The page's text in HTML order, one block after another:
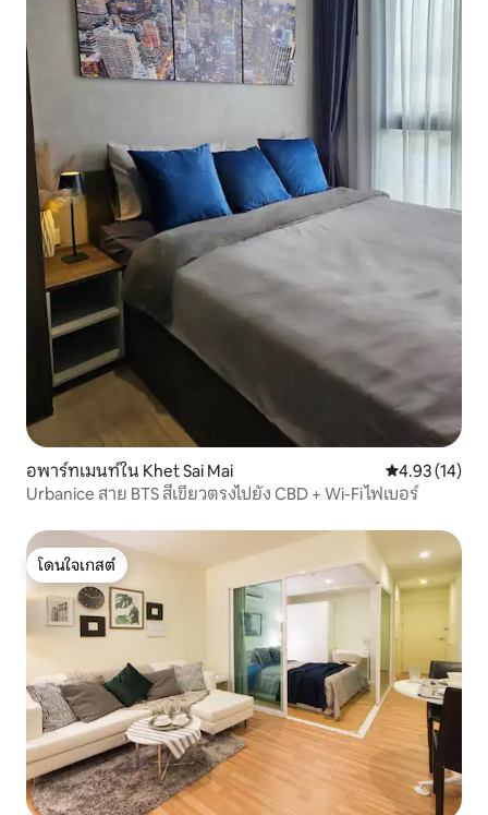
อพาร์ทเมนท์ใน Khet Sai Mai คะแนนเฉลี่ย
4.93 (14)
Urbanice สาย BTS สีเขียวตรงไปยัง CBD + Wi-Fi ไฟเบอร์
โดนใจเกสต์
โดนใจเกสต์